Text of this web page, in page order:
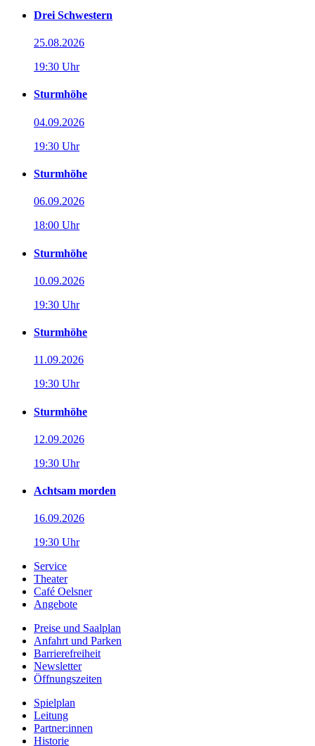
Drei Schwestern
25.08.2026
19:30 Uhr
Sturmhöhe
04.09.2026
19:30 Uhr
Sturmhöhe
06.09.2026
18:00 Uhr
Sturmhöhe
10.09.2026
19:30 Uhr
Sturmhöhe
11.09.2026
19:30 Uhr
Sturmhöhe
12.09.2026
19:30 Uhr
Achtsam morden
16.09.2026
19:30 Uhr
Service
Theater
Café Oelsner
Angebote
Preise und Saalplan
Anfahrt und Parken
Barrierefreiheit
Newsletter
Öffnungszeiten
Spielplan
Leitung
Partner:innen
Historie